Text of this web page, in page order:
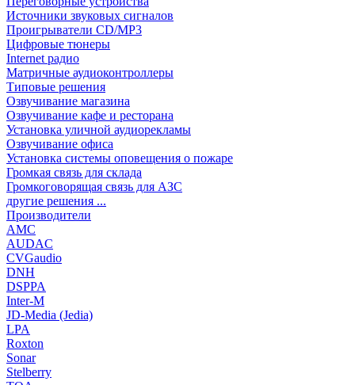
Источники звуковых сигналов
Проигрыватели CD/MP3
Цифровые тюнеры
Internet радио
Матричные аудиоконтроллеры
Типовые решения
Озвучивание магазина
Озвучивание кафе и ресторана
Установка уличной аудиорекламы
Озвучивание офиса
Установка системы оповещения о пожаре
Громкая связь для склада
Громкоговорящая связь для АЗС
другие решения ...
Производители
AMC
AUDAC
CVGaudio
DNH
DSPPA
Inter-M
JD-Media (Jedia)
LPA
Roxton
Sonar
Stelberry